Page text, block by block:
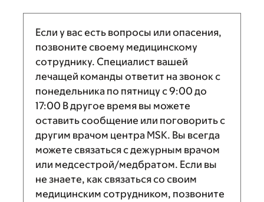
Если у вас есть вопросы или опасения,
позвоните своему медицинскому
сотруднику. Специалист вашей
лечащей команды ответит на звонок с
понедельника по пятницу с9:00 до
17:00 В другое время вы можете
оставить сообщение или поговорить с
другим врачом центра MSK. Вы всегда
можете связаться с дежурным врачом
или медсестрой/медбратом. Если вы
не знаете, как связаться со своим
медицинским сотрудником, позвоните